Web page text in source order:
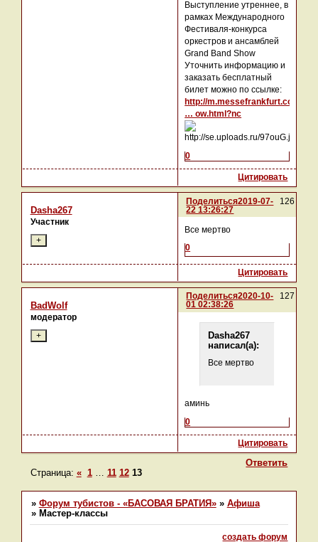
Выступление утреннее, в
рамках Международного
Фестиваля-конкурса
оркестров и ансамблей
Grand Band Show
Уточнить информацию и
заказать бесплатный
билет можно по ссылке:
http://m.messefrankfurt.com/
… ow.html?nc
0
Цитировать
Поделиться 126
2019-07-
22 13:26:27
Dasha267
Участник
Все мертво
0
Цитировать
Поделиться 127
2020-10-
01 02:38:26
BadWolf
модератор
Dasha267
написал(а):
Все мертво
аминь
0
Цитировать
Ответить
Страница: « 1 … 11 12 13
» Форум тубистов - «БАСОВАЯ БРАТИЯ» » Афиша
» Мастер-классы
создать форум